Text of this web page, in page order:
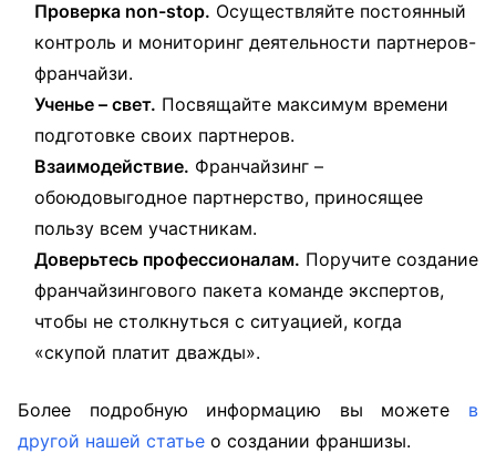
Проверка non-stop. Осуществляйте постоянный
контроль и мониторинг деятельности партнеров-
франчайзи.
Ученье – свет. Посвящайте максимум времени
подготовке своих партнеров.
Взаимодействие. Франчайзинг –
обоюдовыгодное партнерство, приносящее
пользу всем участникам.
Доверьтесь профессионалам. Поручите создание
франчайзингового пакета команде экспертов,
чтобы не столкнуться с ситуацией, когда
«скупой платит дважды».
Более подробную информацию вы можете в
другой нашей статье о создании франшизы.